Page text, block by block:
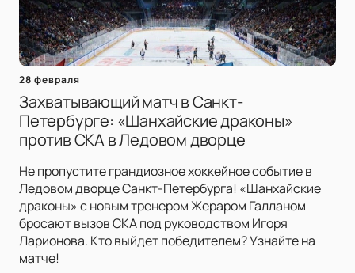
28 февраля
Захватывающий матч в Санкт-
Петербурге: «Шанхайские драконы»
против СКА в Ледовом дворце
Не пропустите грандиозное хоккейное событие в
Ледовом дворце Санкт-Петербурга! «Шанхайские
драконы» с новым тренером Жераром Галланом
бросают вызов СКА под руководством Игоря
Ларионова. Кто выйдет победителем? Узнайте на
матче!